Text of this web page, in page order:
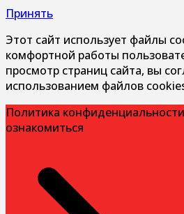
Принять
Этот сайт использует файлы
комфортной работы
просмотр страниц сайта, вы
использованием файлов
Политика
ознакомиться